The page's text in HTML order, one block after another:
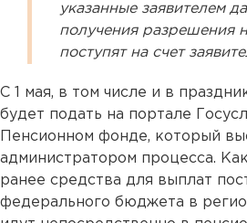
указанные заявителем
получения разрешения
поступят на счет
С 1 мая, в том числе и в
будет подать на портале
Пенсионном фонде, который
администратором процесса.
ранее средства для выплат
федерального бюджета в